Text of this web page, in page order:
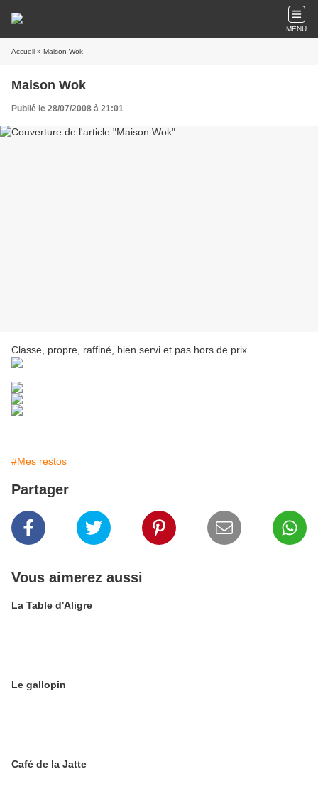
MENU
Accueil » Maison Wok
Maison Wok
Publié le 28/07/2008 à 21:01
Classe, propre, raffiné, bien servi et pas hors de prix.
#Mes restos
Partager
Vous aimerez aussi
La Table d'Aligre
Le gallopin
Café de la Jatte